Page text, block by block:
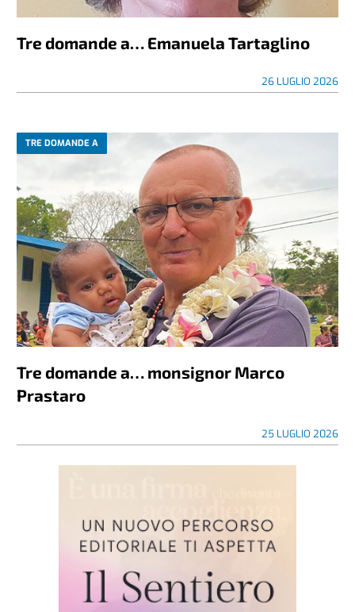
Tre domande a… Emanuela Tartaglino
26 LUGLIO 2026
TRE DOMANDE A
Tre domande a… monsignor Marco
Prastaro
25 LUGLIO 2026